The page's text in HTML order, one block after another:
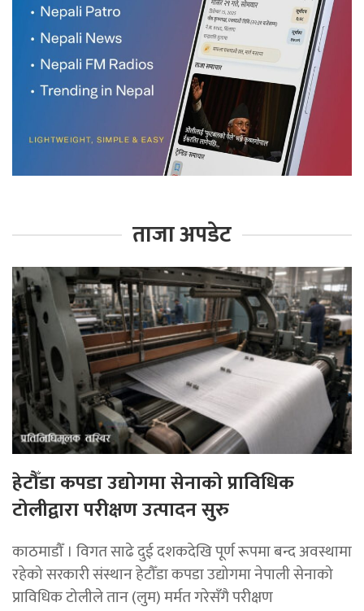
ताजा अपडेट
हेटौँडा कपडा उद्योगमा सेनाको प्राविधिक
टोलीद्वारा परीक्षण उत्पादन सुरु
काठमाडौँ । विगत साढे दुई दशकदेखि पूर्ण रूपमा बन्द अवस्थामा
रहेको सरकारी संस्थान हेटौँडा कपडा उद्योगमा नेपाली सेनाको
प्राविधिक टोलीले तान (लुम) मर्मत गरेसँगै परीक्षण